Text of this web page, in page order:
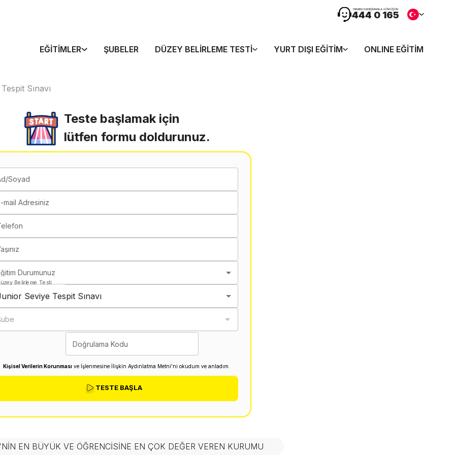
HEMEN DANIŞMANLA GÖRÜŞÜN
444 0 165
EĞITIMLER ŞUBELER DÜZEY BELIRLEME TESTI YURT DIŞI EĞITIM ONLINE EĞITIM
Sınavı
Teste başlamak için
lütfen formu doldurunuz.
Soyad
mail Adresiniz
Durumunuz
Belirleme Testi
Seviye Tespit Sınavı
Doğrulama Kodu
Kişisel Verilerin Korunması ve İşlenmesine İlişkin Aydınlatma Metni'ni okudum ve anladım.
TESTE BAŞLA
EN BÜYÜK VE ÖĞRENCISINE EN ÇOK DEĞER VEREN KURUMU